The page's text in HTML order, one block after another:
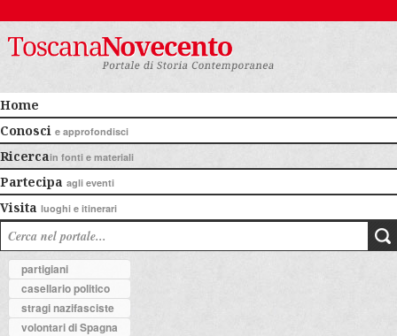
Home
Conosci e approfondisci
Ricercain fonti e materiali
Partecipa agli eventi
Visita luoghi e itinerari
partigiani
casellario politico
stragi nazifasciste
volontari di Spagna